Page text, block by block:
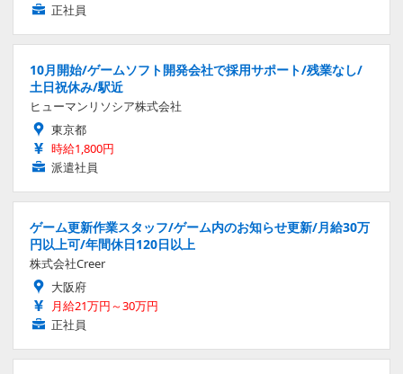
正社員
10月開始/ゲームソフト開発会社で採用サポート/残業なし/
土日祝休み/駅近
ヒューマンリソシア株式会社
東京都
時給1,800円
派遣社員
ゲーム更新作業スタッフ/ゲーム内のお知らせ更新/月給30万
円以上可/年間休日120日以上
株式会社Creer
大阪府
月給21万円～30万円
正社員